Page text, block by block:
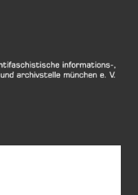
info@aida-archiv.de